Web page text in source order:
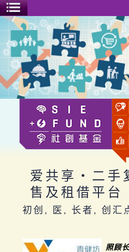
菜单开关
爱共享・二手复康用品转售及租借
爱共享・二手
售及租借平台
初创, 医, 长者, 创汇
照顾